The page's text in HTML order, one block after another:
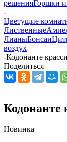
решенияГоршки
-
Цветущие
Лиственные
ЛианыБонсаи
воздух
-Кодонанте
Поделиться
Кодонанте
Новинка